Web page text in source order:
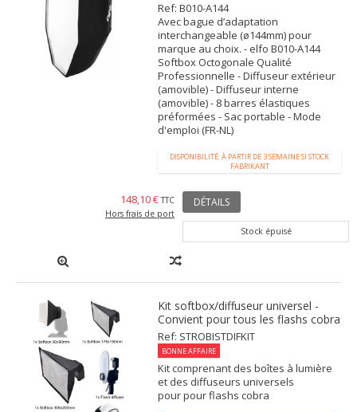
Ref: B010-A144
Avec bague d’adaptation
interchangeable (ø144mm) pour
marque au choix. - elfo B010-A144
Softbox Octogonale Qualité
Professionnelle - Diffuseur extérieur
(amovible) - Diffuseur interne
(amovible) - 8 barres élastiques
préformées - Sac portable - Mode
d'emploi (FR-NL)
DISPONIBILITÉ: À PARTIR DE 3 SEMAINE SI STOCK
FABRIKANT
148,10 € TTC
Hors frais de port
DÉTAILS
Stock épuisé
Kit softbox/diffuseur universel -
Convient pour tous les flashs cobra
Ref: STROBISTDIFKIT
BONNE AFFAIRE
Kit comprenant des boîtes à lumière
et des diffuseurs universels
pour pour flashs cobra